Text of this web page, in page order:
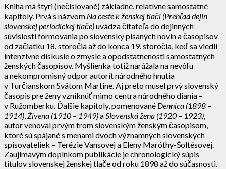
Kniha má štyri (nečíslované) základné, relatívne samostatné
kapitoly. Prvá s názvom Na ceste k ženskej tlači (Prehľad dejín
slovenskej periodickej tlače)uvádza čitateľa do dejinných
súvislostí formovania po slovensky písaných novín a časopisov
od začiatku 18. storočia až do konca 19. storočia, keď sa viedli
intenzívne diskusie o zmysle a opodstatnenosti samostatných
ženských časopisov. Myšlienka totiž narážala na nevôľu
a nekompromisný odpor autorít národného hnutia
v Turčianskom Svätom Martine. Aj preto musel prvý slovenský
časopis pre ženy vzniknúť mimo centra národného diania –
v Ružomberku. Ďalšie kapitoly, pomenované Dennica (1898 –
1914) Živena (1910 – 1949)a Slovenská žena (1920 – 1923)
autor venoval prvým trom slovenským ženským časopisom,
ktoré sú spájané s menami dvoch významných slovenských
spisovateliek – Terézie Vansovej a Eleny Maróthy-Šoltésovej.
Zaujímavým doplnkom publikácie je chronologický súpis
titulov slovenskej ženskej tlače od roku 1898 až do súčasnosti.